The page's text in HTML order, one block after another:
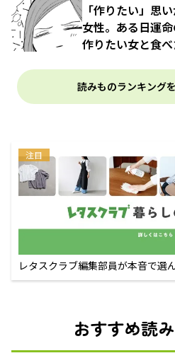
「作りたい」思
女性。ある日運
作りたい女と食べ
読みものランキング
注目
レタスクラブ編集部員が本音で選
おすすめ読